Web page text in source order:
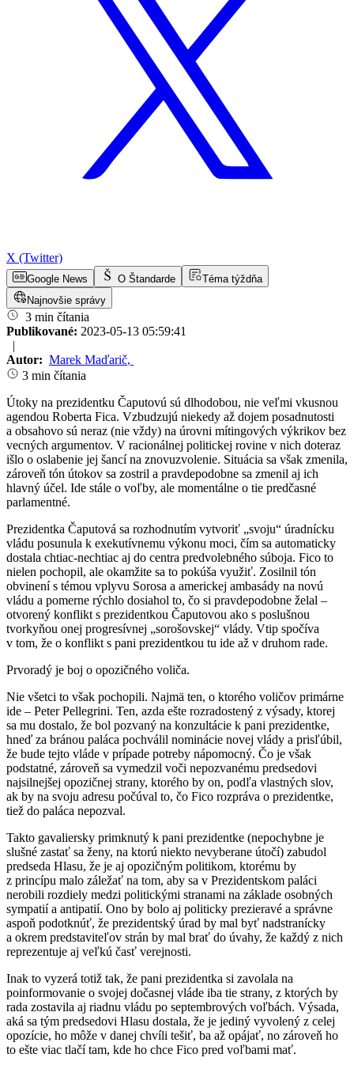
X (Twitter)
Google News O Štandarde
Téma týždňa
Najnovšie správy
3 min čítania
Publikované: 2023-05-13 05:59:41
|
Autor: Marek Maďarič,
3 min čítania
Útoky na prezidentku Čaputovú sú dlhodobou, nie veľmi vkusnou
agendou Roberta Fica. Vzbudzujú niekedy až dojem posadnutosti
a obsahovo sú neraz (nie vždy) na úrovni mítingových výkrikov bez
vecných argumentov. V racionálnej politickej rovine v nich doteraz
išlo o oslabenie jej šancí na znovuzvolenie. Situácia sa však zmenila,
zároveň tón útokov sa zostril a pravdepodobne sa zmenil aj ich
hlavný účel. Ide stále o voľby, ale momentálne o tie predčasné
parlamentné.
Prezidentka Čaputová sa rozhodnutím vytvoriť „svoju“ úradnícku
vládu posunula k exekutívnemu výkonu moci, čím sa automaticky
dostala chtiac-nechtiac aj do centra predvolebného súboja. Fico to
nielen pochopil, ale okamžite sa to pokúša využiť. Zosilnil tón
obvinení s témou vplyvu Sorosa a americkej ambasády na novú
vládu a pomerne rýchlo dosiahol to, čo si pravdepodobne želal –
otvorený konflikt s prezidentkou Čaputovou ako s poslušnou
tvorkyňou onej progresívnej „sorošovskej“ vlády. Vtip spočíva
v tom, že o konflikt s pani prezidentkou tu ide až v druhom rade.
Prvoradý je boj o opozičného voliča.
Nie všetci to však pochopili. Najmä ten, o ktorého voličov primárne
ide – Peter Pellegrini. Ten, azda ešte rozradostený z výsady, ktorej
sa mu dostalo, že bol pozvaný na konzultácie k pani prezidentke,
hneď za bránou paláca pochválil nominácie novej vlády a prisľúbil,
že bude tejto vláde v prípade potreby nápomocný. Čo je však
podstatné, zároveň sa vymedzil voči nepozvanému predsedovi
najsilnejšej opozičnej strany, ktorého by on, podľa vlastných slov,
ak by na svoju adresu počúval to, čo Fico rozpráva o prezidentke,
tiež do paláca nepozval.
Takto gavaliersky primknutý k pani prezidentke (nepochybne je
slušné zastať sa ženy, na ktorú niekto nevyberane útočí) zabudol
predseda Hlasu, že je aj opozičným politikom, ktorému by
z princípu malo záležať na tom, aby sa v Prezidentskom paláci
nerobili rozdiely medzi politickými stranami na základe osobných
sympatií a antipatií. Ono by bolo aj politicky prezieravé a správne
aspoň podotknúť, že prezidentský úrad by mal byť nadstranícky
a okrem predstaviteľov strán by mal brať do úvahy, že každý z nich
reprezentuje aj veľkú časť verejnosti.
Inak to vyzerá totiž tak, že pani prezidentka si zavolala na
poinformovanie o svojej dočasnej vláde iba tie strany, z ktorých by
rada zostavila aj riadnu vládu po septembrových voľbách. Výsada,
aká sa tým predsedovi Hlasu dostala, že je jediný vyvolený z celej
opozície, ho môže v danej chvíli tešiť, ba až opájať, no zároveň ho
to ešte viac tlačí tam, kde ho chce Fico pred voľbami mať.